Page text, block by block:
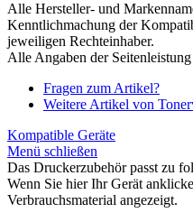
Alle Hersteller- und
Kenntlichmachung der
jeweiligen Rechteinhaber.
Alle Angaben der
Fragen zum Artikel?
Weitere Artikel von
Kompatible Geräte
Menü schließen
Das Druckerzubehör passt zu
Wenn Sie hier Ihr Gerät
Verbrauchsmaterial angezeigt.